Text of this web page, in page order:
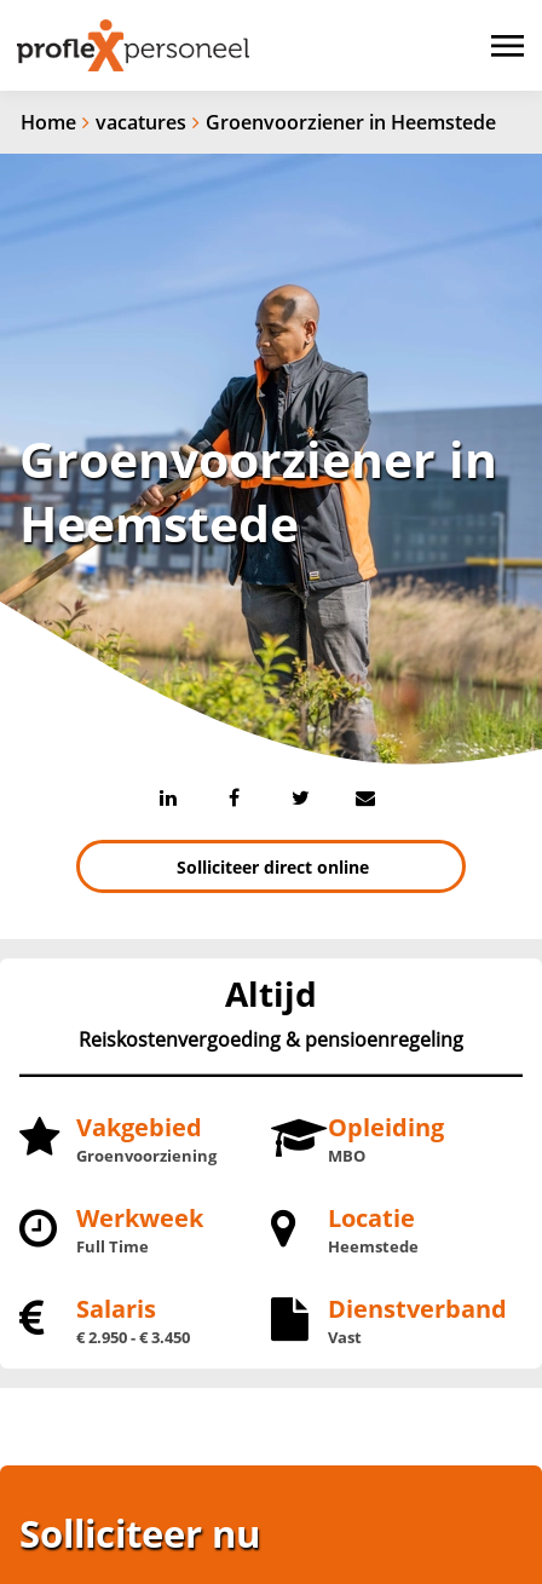
Home vacatures Groenvoorziener in Heemstede
Groenvoorziener in
Heemstede
Solliciteer direct online
Altijd
Reiskostenvergoeding & pensioenregeling
Vakgebied
Groenvoorziening
Opleiding
MBO
Werkweek
Full Time
Locatie
Heemstede
Salaris
€ 2.950 - € 3.450
Dienstverband
Vast
Solliciteer nu